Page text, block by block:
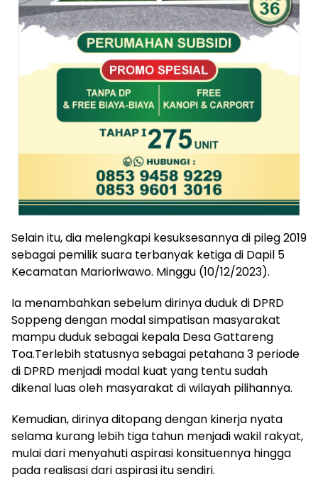
Selain itu, dia melengkapi kesuksesannya di pileg 2019
sebagai pemilik suara terbanyak ketiga di Dapil 5
Kecamatan Marioriwawo. Minggu (10/12/2023).
Ia menambahkan sebelum dirinya duduk di DPRD
Soppeng dengan modal simpatisan masyarakat
mampu duduk sebagai kepala Desa Gattareng
Toa.Terlebih statusnya sebagai petahana 3 periode
di DPRD menjadi modal kuat yang tentu sudah
dikenal luas oleh masyarakat di wilayah pilihannya.
Kemudian, dirinya ditopang dengan kinerja nyata
selama kurang lebih tiga tahun menjadi wakil rakyat,
mulai dari menyahuti aspirasi konsituennya hingga
pada realisasi dari aspirasi itu sendiri.